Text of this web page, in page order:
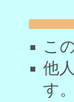
こ
他
す。